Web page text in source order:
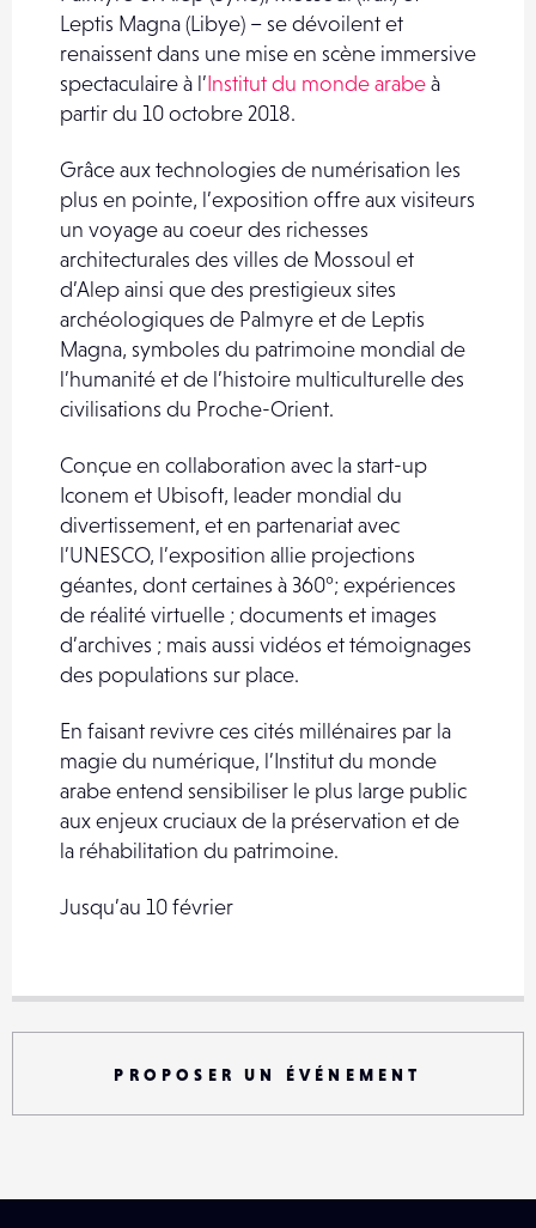
Leptis Magna (Libye) – se dévoilent et
renaissent dans une mise en scène immersive
spectaculaire à l’Institut du monde arabeà
partir du 10 octobre 2018.
Grâce aux technologies de numérisation les
plus en pointe, l’exposition offre aux visiteurs
un voyage au coeur des richesses
architecturales des villes de Mossoul et
d’Alep ainsi que des prestigieux sites
archéologiques de Palmyre et de Leptis
Magna, symboles du patrimoine mondial de
l’humanité et de l’histoire multiculturelle des
civilisations du Proche-Orient.
Conçue en collaboration avec la start-up
Iconem et Ubisoft, leader mondial du
divertissement, et en partenariat avec
l’UNESCO, l’exposition allie projections
géantes, dont certaines à 360°; expériences
de réalité virtuelle ; documents et images
d’archives ; mais aussi vidéos et témoignages
des populations sur place.
En faisant revivre ces cités millénaires par la
magie du numérique, l’Institut du monde
arabe entend sensibiliser le plus large public
aux enjeux cruciaux de la préservation et de
la réhabilitation du patrimoine.
Jusqu’au 10 février
PROPOSER UN ÉVÉNEMENT